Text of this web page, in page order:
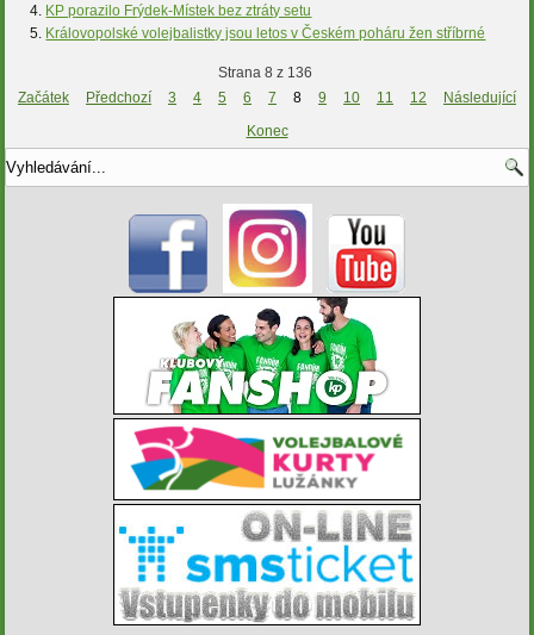
KP porazilo Frýdek-Místek bez ztráty setu
Královopolské volejbalistky jsou letos v Českém poháru žen stříbrné
Strana 8 z 136
Začátek
Předchozí 3 4 5 6 7 8 9 10 11 12
Následující
Konec